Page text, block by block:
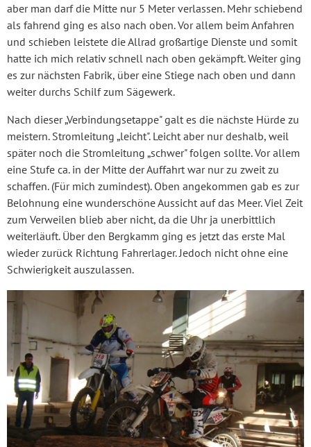
aber man darf die Mitte nur 5 Meter verlassen. Mehr schiebend
als fahrend ging es also nach oben. Vor allem beim Anfahren
und schieben leistete die Allrad großartige Dienste und somit
hatte ich mich relativ schnell nach oben gekämpft. Weiter ging
es zur nächsten Fabrik, über eine Stiege nach oben und dann
weiter durchs Schilf zum Sägewerk.
Nach dieser „Verbindungsetappe" galt es die nächste Hürde zu
meistern. Stromleitung „leicht". Leicht aber nur deshalb, weil
später noch die Stromleitung „schwer" folgen sollte. Vor allem
eine Stufe ca. in der Mitte der Auffahrt war nur zu zweit zu
schaffen. (Für mich zumindest). Oben angekommen gab es zur
Belohnung eine wunderschöne Aussicht auf das Meer. Viel Zeit
zum Verweilen blieb aber nicht, da die Uhr ja unerbittlich
weiterläuft. Über den Bergkamm ging es jetzt das erste Mal
wieder zurück Richtung Fahrerlager. Jedoch nicht ohne eine
Schwierigkeit auszulassen.